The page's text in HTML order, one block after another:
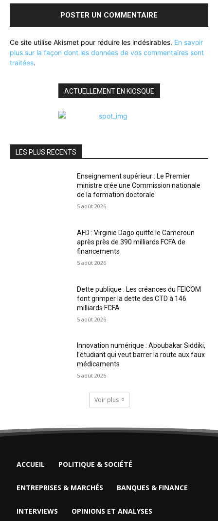
Ce site utilise Akismet pour réduire les indésirables. En savoir
plus sur la façon dont les données de vos commentaires sont
traitées.
ACTUELLEMENT EN KIOSQUE
LES PLUS RECENTS
Enseignement supérieur : Le Premier
ministre crée une Commission nationale
de la formation doctorale
5 août 2026
AFD : Virginie Dago quitte le Cameroun
après près de 390 milliards FCFA de
financements
5 août 2026
Dette publique : Les créances du FEICOM
font grimper la dette des CTD à 146
milliards FCFA
5 août 2026
Innovation numérique : Aboubakar Siddiki,
l’étudiant qui veut barrer la route aux faux
médicaments
5 août 2026
Voir plus
ACCUEIL POLITIQUE & SOCIÉTÉ
ENTREPRISES & MARCHÉS BANQUES & FINANCE
INTERVIEWS OPINIONS ET ANALYSES